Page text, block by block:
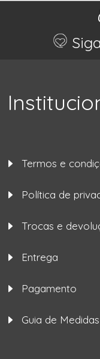
Termos e
Política de
Trocas e
Entrega
Pagamento
Guia de Medidas